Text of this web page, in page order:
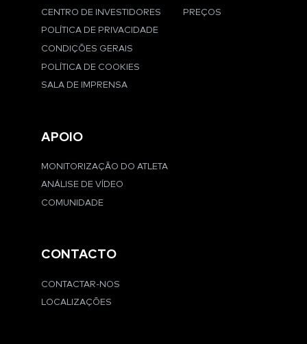
CENTRO DE INVESTIDORES
POLÍTICA DE PRIVACIDADE
CONDIÇÕES GERAIS
POLÍTICA DE COOKIES
SALA DE IMPRENSA
PREÇOS
APOIO
MONITORIZAÇÃO DO ATLETA
ANÁLISE DE VÍDEO
COMUNIDADE
CONTACTO
CONTACTAR-NOS
LOCALIZAÇÕES